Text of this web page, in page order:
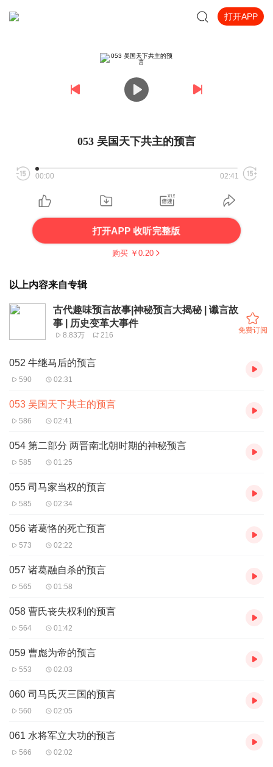
打开APP
053 吴国天下共主的预言
00:00 02:41
打开APP 收听完整版
购买 ￥ 0.20
以上内容来自专辑
古代趣味预言故事|神秘预言大揭秘 | 谶言故
事 | 历史变革大事件
8.83万 216
免费订阅
052 牛继马后的预言
590 02:31
053 吴国天下共主的预言
586 02:41
054 第二部分 两晋南北朝时期的神秘预言
585 01:25
055 司马家当权的预言
585 02:34
056 诸葛恪的死亡预言
573 02:22
057 诸葛融自杀的预言
565 01:58
058 曹氏丧失权利的预言
564 01:42
059 曹彪为帝的预言
553 02:03
060 司马氏灭三国的预言
560 02:05
061 水将军立大功的预言
566 02:02